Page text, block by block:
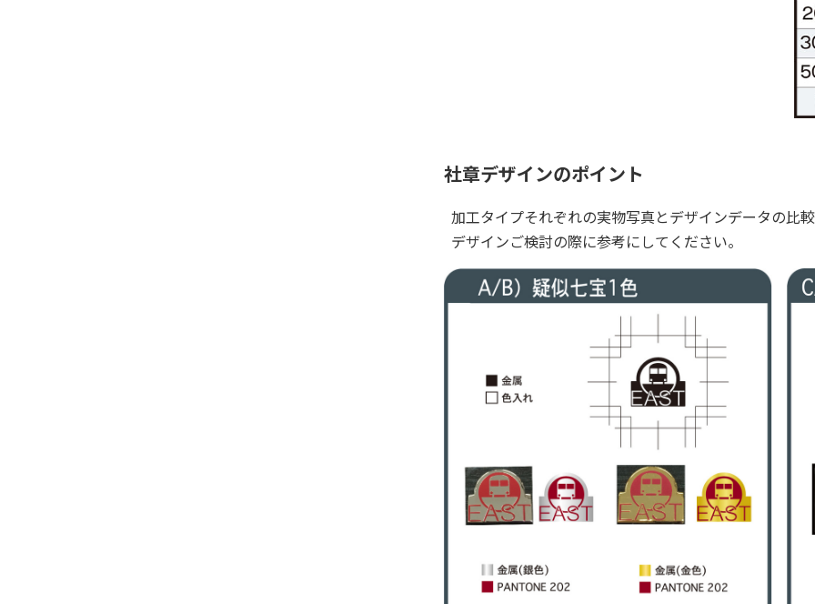
社章デザインのポイント
加工タイプそれぞれの実物写真とデザインデータの比
デザインご検討の際に参考にしてください。